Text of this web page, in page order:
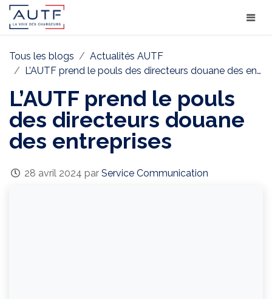
Tous les blogs
Actualités AUTF
L’AUTF prend le pouls des directeurs douane des entreprises
L’AUTF prend le pouls
des directeurs douane
des entreprises
28 avril 2024 par Service Communication